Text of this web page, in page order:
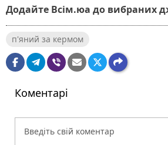
Додайте Всім.юа до вибраних
п'яний за кермом
Коментарі